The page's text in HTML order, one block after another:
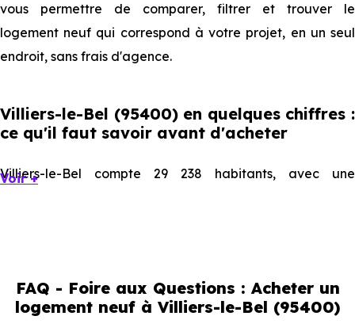
vous permettre de comparer, filtrer et trouver le
logement neuf qui correspond à votre projet, en un seul
endroit, sans frais d'agence.
Villiers-le-Bel (95400) en quelques chiffres :
ce qu'il faut savoir avant d'acheter
Villiers-le-Bel compte 29 238 habitants, avec une
20.69 % de jeunes et 26.21 % d'enfants. Un profil
démographique qui renseigne directement sur la
Voir +
FAQ - Foire aux Questions : Acheter un
logement neuf à Villiers-le-Bel (95400)